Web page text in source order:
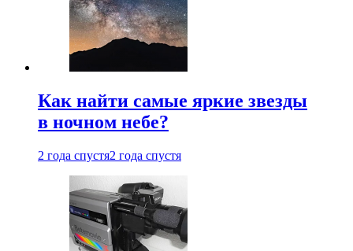
Как найти самые яркие звезды
в ночном небе?
2 года спустя2 года спустя